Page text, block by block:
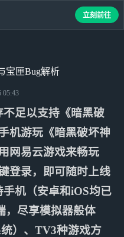
宝匣Bug解析
05:43
足以支持《暗黑破
机游玩《暗黑破坏神
网易云游戏来畅玩
登录，即可随时上线
机（安卓和iOS均已
，尽享模拟器般体
）、TV3种游戏方
立刻前往